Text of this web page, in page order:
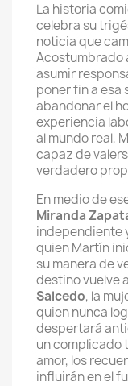
La historia
celebra su
noticia que
Acostumbrado
asumir
poner fin a esa
abandonar el
experiencia
al mundo real,
capaz de
verdadero
En medio de
Miranda
independiente
quien Martín
su manera de
destino vuelve
Salcedo, la
quien nunca
despertará
un complicado
amor, los
influirán en el